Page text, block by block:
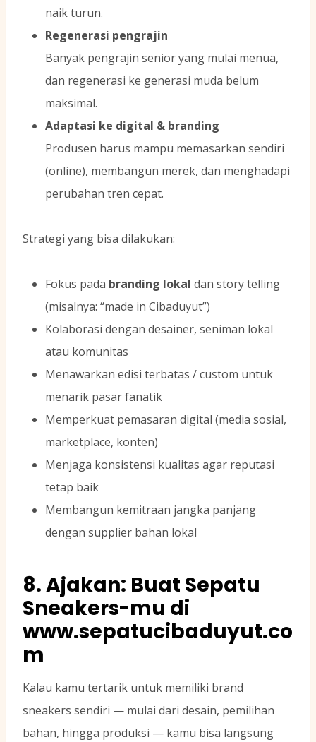
naik turun.
Regenerasi pengrajin
Banyak pengrajin senior yang mulai menua,
dan regenerasi ke generasi muda belum
maksimal.
Adaptasi ke digital & branding
Produsen harus mampu memasarkan sendiri
(online), membangun merek, dan menghadapi
perubahan tren cepat.
Strategi yang bisa dilakukan:
Fokus pada branding lokal dan story telling
(misalnya: “made in Cibaduyut”)
Kolaborasi dengan desainer, seniman lokal
atau komunitas
Menawarkan edisi terbatas / custom untuk
menarik pasar fanatik
Memperkuat pemasaran digital (media sosial,
marketplace, konten)
Menjaga konsistensi kualitas agar reputasi
tetap baik
Membangun kemitraan jangka panjang
dengan supplier bahan lokal
8. Ajakan: Buat Sepatu
Sneakers-mu di
www.sepatucibaduyut.co
m
Kalau kamu tertarik untuk memiliki brand
sneakers sendiri — mulai dari desain, pemilihan
bahan, hingga produksi — kamu bisa langsung